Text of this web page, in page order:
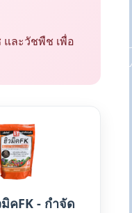
ละวัชพืช เพื่อ
คFK - กำจัด